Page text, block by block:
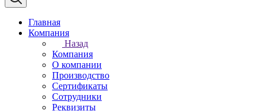
Главная
Компания
Назад
Компания
О компании
Производство
Сертификаты
Сотрудники
Реквизиты